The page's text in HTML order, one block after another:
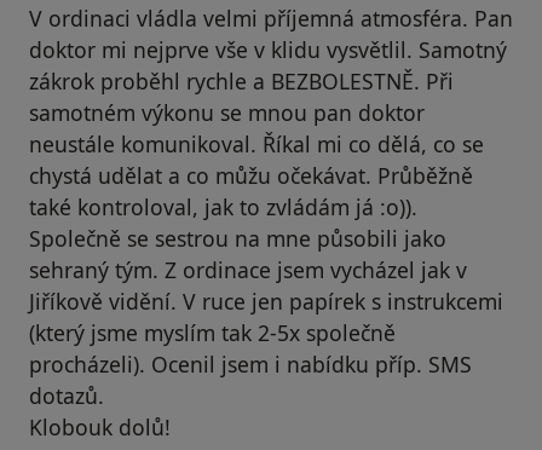
V ordinaci vládla velmi příjemná atmosféra. Pan
doktor mi nejprve vše v klidu vysvětlil. Samotný
zákrok proběhl rychle a BEZBOLESTNĚ. Při
samotném výkonu se mnou pan doktor
neustále komunikoval. Říkal mi co dělá, co se
chystá udělat a co můžu očekávat. Průběžně
také kontroloval, jak to zvládám já :o)).
Společně se sestrou na mne působili jako
sehraný tým. Z ordinace jsem vycházel jak v
Jiříkově vidění. V ruce jen papírek s instrukcemi
(který jsme myslím tak 2-5x společně
procházeli). Ocenil jsem i nabídku příp. SMS
dotazů.
Klobouk dolů!